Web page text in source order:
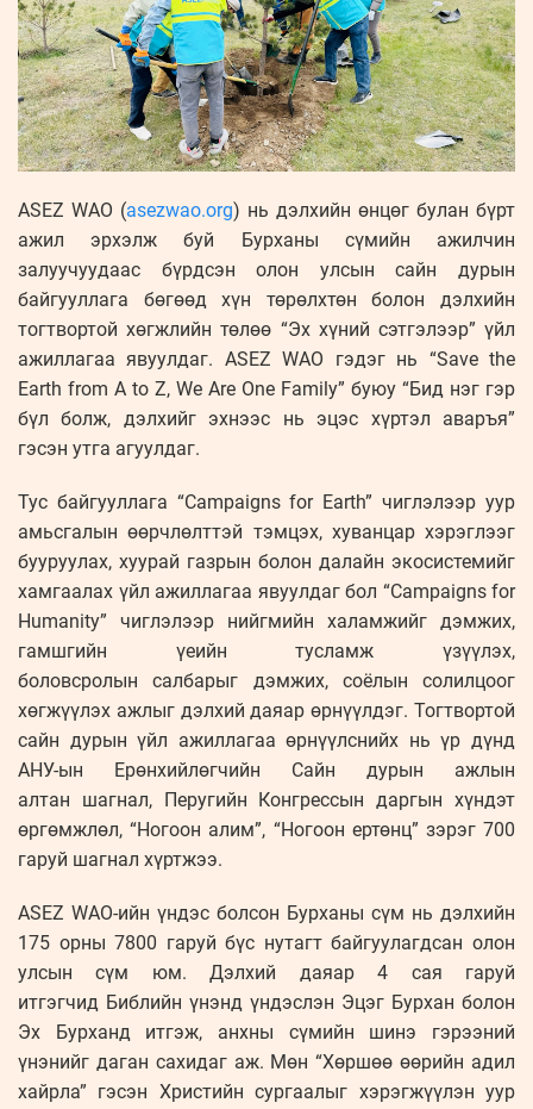
ASEZ WAO (asezwao.org) нь дэлхийн өнцөг булан бүрт
ажил эрхэлж буй Бурханы сүмийн ажилчин
залуучуудаас бүрдсэн олон улсын сайн дурын
байгууллага бөгөөд хүн төрөлхтөн болон дэлхийн
тогтвортой хөгжлийн төлөө “Эх хүний сэтгэлээр” үйл
ажиллагаа явуулдаг. ASEZ WAO гэдэг нь “Save the
Earth from A to Z, We Are One Family” буюу “Бид нэг гэр
бүл болж, дэлхийг эхнээс нь эцэс хүртэл аваръя”
гэсэн утга агуулдаг.
Тус байгууллага “Campaigns for Earth” чиглэлээр уур
амьсгалын өөрчлөлттэй тэмцэх, хуванцар хэрэглээг
бууруулах, хуурай газрын болон далайн экосистемийг
хамгаалах үйл ажиллагаа явуулдаг бол “Campaigns for
Humanity” чиглэлээр нийгмийн халамжийг дэмжих,
гамшгийн үеийн тусламж үзүүлэх,
боловсролын салбарыг дэмжих, соёлын солилцоог
хөгжүүлэх ажлыг дэлхий даяар өрнүүлдэг. Тогтвортой
сайн дурын үйл ажиллагаа өрнүүлснийх нь үр дүнд
АНУ-ын Ерөнхийлөгчийн Сайн дурын ажлын
алтан шагнал, Перугийн Конгрессын даргын хүндэт
өргөмжлөл, “Ногоон алим”, “Ногоон ертөнц” зэрэг 700
гаруй шагнал хүртжээ.
ASEZ WAO-ийн үндэс болсон Бурханы сүм нь дэлхийн
175 орны 7800 гаруй бүс нутагт байгуулагдсан олон
улсын сүм юм. Дэлхий даяар 4 сая гаруй
итгэгчид Библийн үнэнд үндэслэн Эцэг Бурхан болон
Эх Бурханд итгэж, анхны сүмийн шинэ гэрээний
үнэнийг даган сахидаг аж. Мөн “Хөршөө өөрийн адил
хайрла” гэсэн Христийн сургаалыг хэрэгжүүлэн уур